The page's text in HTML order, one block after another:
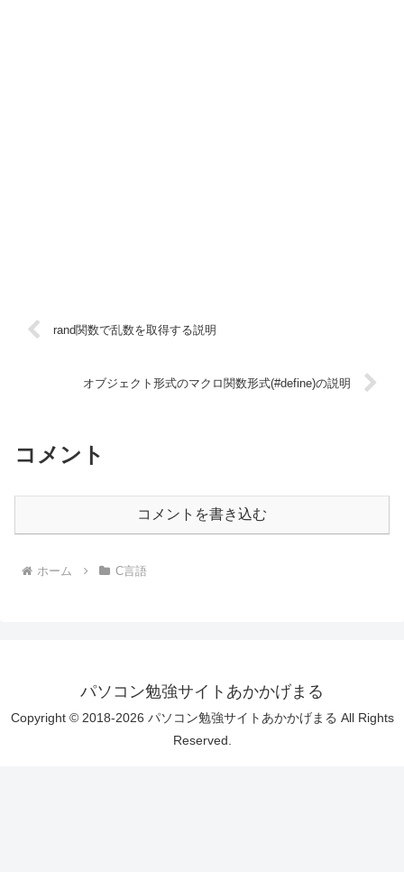
rand関数で乱数を取得する説明
オブジェクト形式のマクロ関数形式(#define)の説明
コメント
コメントを書き込む
ホーム C言語
パソコン勉強サイトあかかげまる
Copyright © 2018-2026 パソコン勉強サイトあかかげまる All Rights
Reserved.